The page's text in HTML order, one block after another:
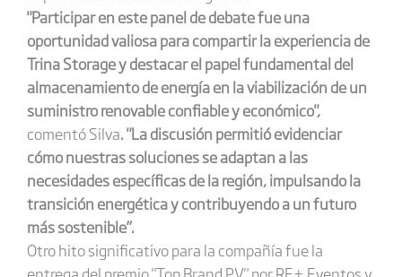
"Participar en este panel de debate fue una
oportunidad valiosa para compartir la experiencia de
Trina Storage y destacar el papel fundamental del
almacenamiento de energía en la viabilización de un
suministro renovable confiable y económico",
comentó Silva. "La discusión permitió evidenciar
cómo nuestras soluciones se adaptan a las
necesidades específicas de la región, impulsando la
transición energética y contribuyendo a un futuro
más sostenible”.
Otro hito significativo para la compañía fue la